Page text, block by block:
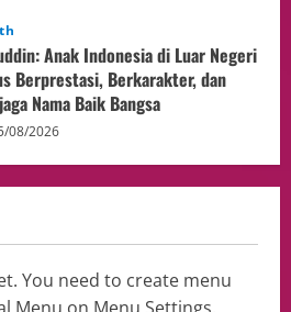
Diundur Lagi, Pernyataan
pada Sidang Sebelumnya Jadi
08/2026
Perkuat Stabilitas ketahan
Melalui Penguatan Kerjasama
Negara.
08/2026
You need to create menu